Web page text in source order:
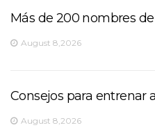
Más de 200 nombres
August 8,2026
Consejos para entrenar
August 8,2026